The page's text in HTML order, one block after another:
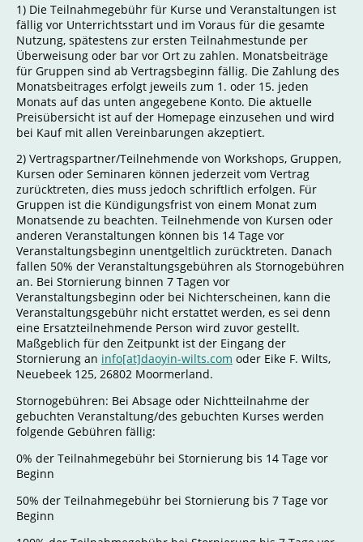
1) Die Teilnahmegebühr für Kurse und Veranstaltungen ist
fällig vor Unterrichtsstart und im Voraus für die gesamte
Nutzung, spätestens zur ersten Teilnahmestunde per
Überweisung oder bar vor Ort zu zahlen. Monatsbeiträge
für Gruppen sind ab Vertragsbeginn fällig. Die Zahlung des
Monatsbeitrages erfolgt jeweils zum 1. oder 15. jeden
Monats auf das unten angegebene Konto. Die aktuelle
Preisübersicht ist auf der Homepage einzusehen und wird
bei Kauf mit allen Vereinbarungen akzeptiert.
2) Vertragspartner/Teilnehmende von Workshops, Gruppen,
Kursen oder Seminaren können jederzeit vom Vertrag
zurücktreten, dies muss jedoch schriftlich erfolgen. Für
Gruppen ist die Kündigungsfrist von einem Monat zum
Monatsende zu beachten. Teilnehmende von Kursen oder
anderen Veranstaltungen können bis 14 Tage vor
Veranstaltungsbeginn unentgeltlich zurücktreten. Danach
fallen 50% der Veranstaltungsgebühren als Stornogebühren
an. Bei Stornierung binnen 7 Tagen vor
Veranstaltungsbeginn oder bei Nichterscheinen, kann die
Veranstaltungsgebühr nicht erstattet werden, es sei denn
eine Ersatzteilnehmende Person wird zuvor gestellt.
Maßgeblich für den Zeitpunkt ist der Eingang der
Stornierung an info[at]daoyin-wilts.com oder Eike F. Wilts,
Neuebeek 125, 26802 Moormerland.
Stornogebühren: Bei Absage oder Nichtteilnahme der
gebuchten Veranstaltung/des gebuchten Kurses werden
folgende Gebühren fällig:
0% der Teilnahmegebühr bei Stornierung bis 14 Tage vor
Beginn
50% der Teilnahmegebühr bei Stornierung bis 7 Tage vor
Beginn